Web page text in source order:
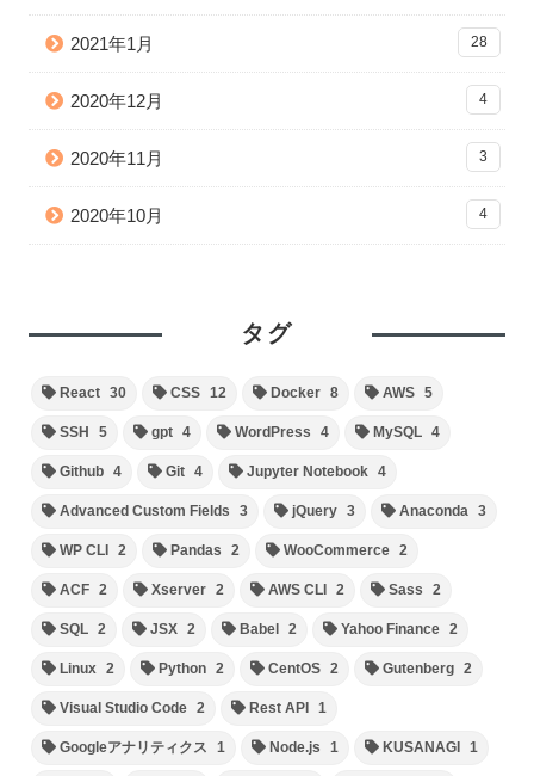
2021年1月 28
2020年12月 4
2020年11月 3
2020年10月 4
タグ
React 30 CSS 12 Docker 8 AWS 5
SSH 5 gpt 4 WordPress 4 MySQL 4
Github 4 Git 4 Jupyter Notebook 4
Advanced Custom Fields 3 jQuery 3 Anaconda 3
WP CLI 2 Pandas 2 WooCommerce 2
ACF 2 Xserver 2 AWS CLI 2 Sass 2
SQL 2 JSX 2 Babel 2 Yahoo Finance 2
Linux 2 Python 2 CentOS 2 Gutenberg 2
Visual Studio Code 2 Rest API 1
Googleアナリティクス 1 Node.js 1 KUSANAGI 1